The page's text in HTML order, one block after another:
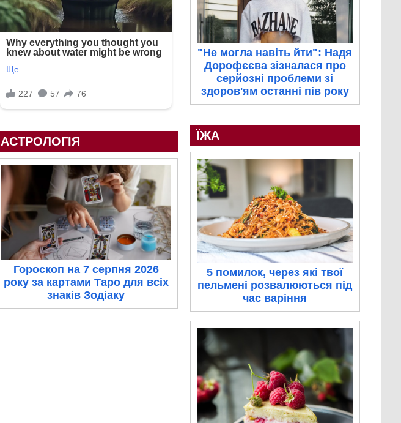
АСТРОЛОГІЯ
Гороскоп на 7 серпня 2026
року за картами Таро для всіх
знаків Зодіаку
"Не могла навіть йти": Надя
Дорофєєва зізналася про
серйозні проблеми зі
здоров'ям останні пів року
ЇЖА
5 помилок, через які твої
пельмені розвалюються під
час варіння